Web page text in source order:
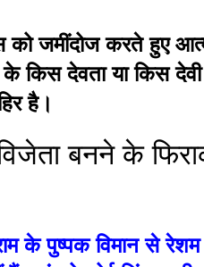
को जमींदोज करते हुए
किस देवता या किस
है।
बनने के
राम के पुष्पक विमान